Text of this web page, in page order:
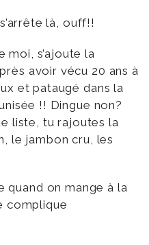
là, ouff!!
moi, s’ajoute la
avoir vécu 20 ans à
et pataugé dans la
!! Dingue non?
liste, tu rajoutes la
le jambon cru, les
quand on mange à la
complique